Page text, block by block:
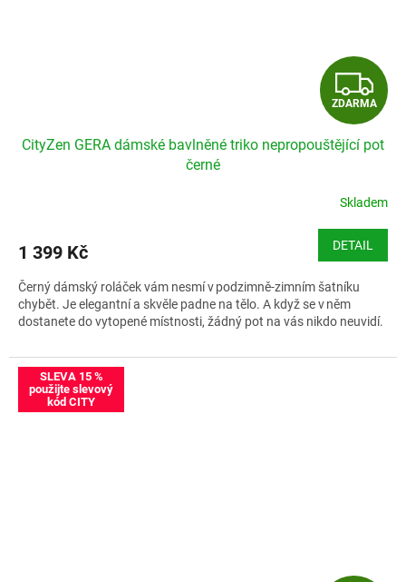
Z
D
A
R
M
A
ZDARMA
CityZen GERA dámské bavlněné triko nepropouštějící pot
černé
Skladem
1 399 Kč DETAIL
Černý dámský roláček vám nesmí v podzimně-zimním šatníku
chybět. Je elegantní a skvěle padne na tělo. A když se v něm
dostanete do vytopené místnosti, žádný pot na vás nikdo neuvidí.
Velikostní tabulka CityZen GERA
SLEVA 15 %
použijte slevový
kód CITY